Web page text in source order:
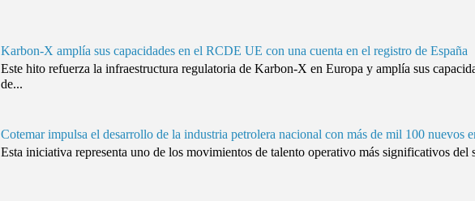
Karbon-X amplía sus capacidades en el RCDE UE con una cuenta en el registro de España
Este hito refuerza la infraestructura regulatoria de Karbon-X en Europa y amplía sus
de...
Cotemar impulsa el desarrollo de la industria petrolera nacional con más de mil 100 nuevos
Esta iniciativa representa uno de los movimientos de talento operativo más significativos del